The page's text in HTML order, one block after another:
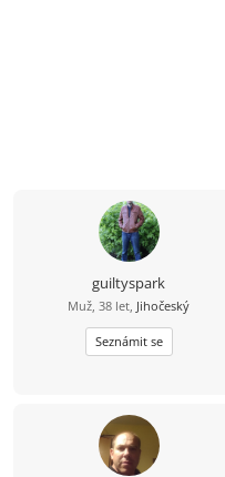
guiltyspark
Muž, 38 let, Jihočeský
Seznámit se